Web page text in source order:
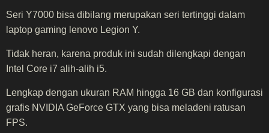
Seri Y7000 bisa dibilang merupakan seri tertinggi dalam
laptop gaming lenovo Legion Y.
Tidak heran, karena produk ini sudah dilengkapi dengan
Intel Core i7 alih-alih i5.
Lengkap dengan ukuran RAM hingga 16 GB dan konfigurasi
grafis NVIDIA GeForce GTX yang bisa meladeni ratusan
FPS.